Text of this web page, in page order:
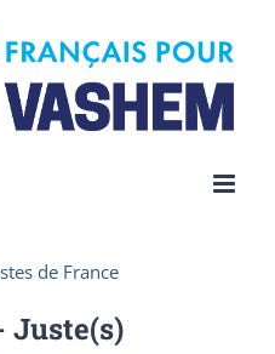
de France
Juste(s)